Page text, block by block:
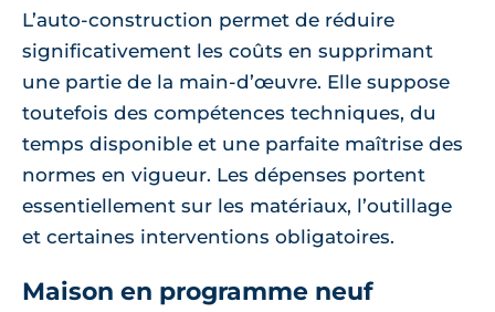
L’auto-construction permet de réduire
significativement les coûts en supprimant
une partie de la main-d’œuvre. Elle suppose
toutefois des compétences techniques, du
temps disponible et une parfaite maîtrise des
normes en vigueur. Les dépenses portent
essentiellement sur les matériaux, l’outillage
et certaines interventions obligatoires.
Maison en programme neuf